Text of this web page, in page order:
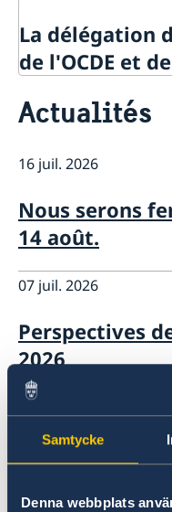
Samtycke
Denna webbplats
La délégation
de l'OCDE et
À propos de la
Calendrier des
La Suède et l'UNESCO
Calendrier des
Répertoire des
l’UNESCO
Politique de
diplomatiques
Actualités
16 juil. 2026
Nous serons
14 août.
07 juil. 2026
Perspectives
2026
02 juil. 2026
Tendances et